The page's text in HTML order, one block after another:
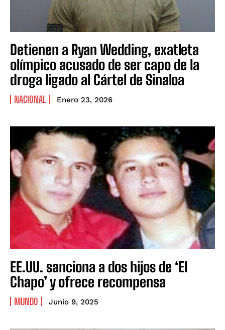
Detienen a Ryan Wedding, exatleta
olímpico acusado de ser capo de la
droga ligado al Cártel de Sinaloa
NACIONAL Enero 23, 2026
EE.UU. sanciona a dos hijos de ‘El
Chapo’ y ofrece recompensa
MUNDO Junio 9, 2025